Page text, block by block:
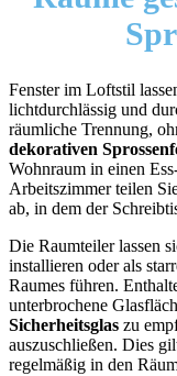
Fenster im Loftstil
lichtdurchlässig und
räumliche Trennung,
dekorativen
Wohnraum in einen
Arbeitszimmer teilen
ab, in dem der
Die Raumteiler lassen
installieren oder als
Raumes führen.
unterbrochene
Sicherheitsglas zu
auszuschließen. Dies
regelmäßig in den